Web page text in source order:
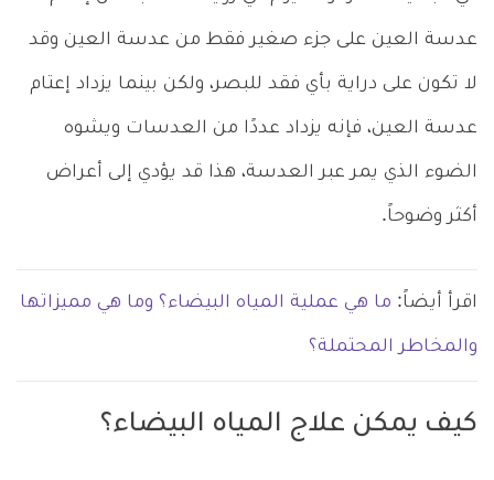
عدسة العين على جزء صغير فقط من عدسة العين وقد
لا تكون على دراية بأي فقد للبصر، ولكن بينما يزداد إعتام
عدسة العين، فإنه يزداد عددًا من العدسات ويشوه
الضوء الذي يمر عبر العدسة، هذا قد يؤدي إلى أعراض
أكثر وضوحاً.
اقرأ أيضاً: ما هي عملية المياه البيضاء؟ وما هي مميزاتها
والمخاطر المحتملة؟
كيف يمكن علاج المياه البيضاء؟